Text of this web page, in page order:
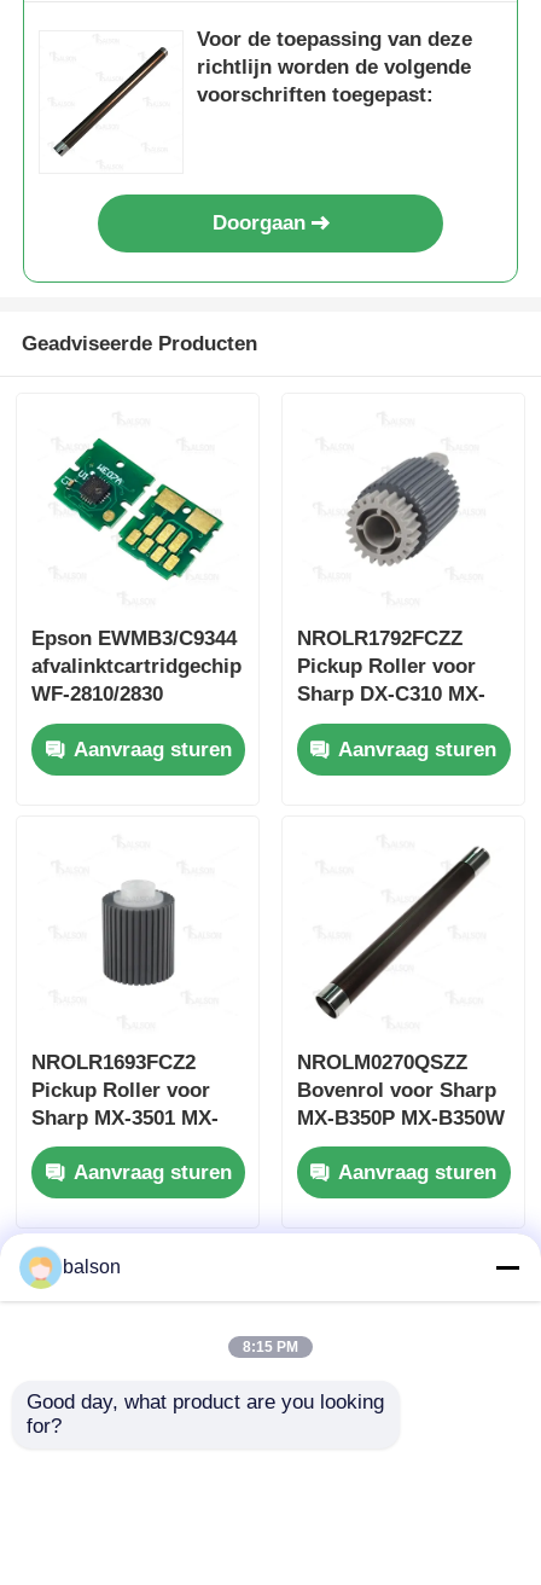
Thuis
Over ons
Contacteer ons
nieuws
Alle Gevallen
HP TONER CHIP
Kyocera toner chip
Samsung Toner Chip
Canon Toner Chip
Brother tonerchip
Voor de toepassing van deze
richtlijn worden de volgende
voorschriften toegepast:
Doorgaan
Geadviseerde Producten
Epson EWMB3/C9344
afvalinktcartridgechip
WF-2810/2830
Aanvraag sturen
NROLR1792FCZZ
Pickup Roller voor
Sharp DX-C310 MX-
C311 C400 B401 C401
Aanvraag sturen
NROLR1693FCZ2
Pickup Roller voor
Sharp MX-3501 MX-
4101 MX-5070
NROLR1693FCZ1
M4070
Aanvraag sturen
NROLM0270QSZZ
Bovenrol voor Sharp
MX-B350P MX-B350W
MX-B355W Fuserrol
Aanvraag sturen
balson
8:15 PM
Good day, what product are you looking
for?